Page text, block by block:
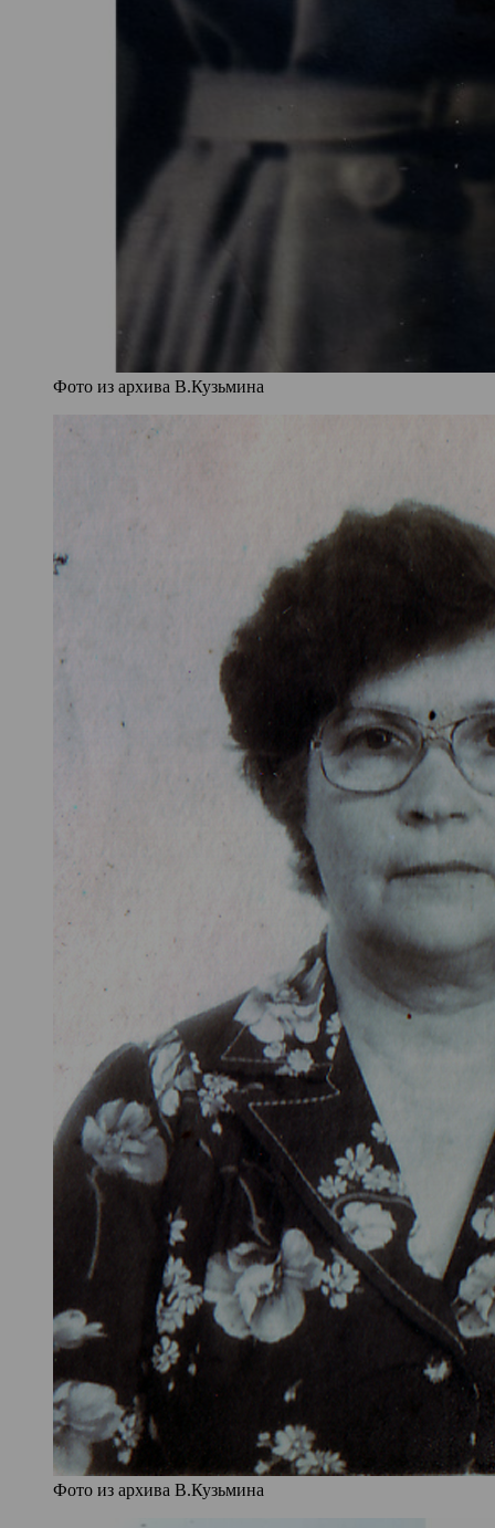
Фото из архива В.Кузьмина
Фото из архива В.Кузьмина